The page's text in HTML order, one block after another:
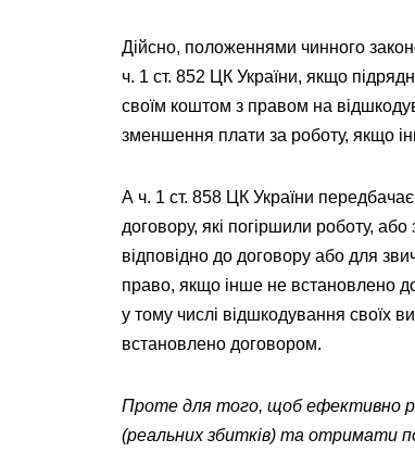
Дійсно, положеннями чинного
ч. 1 ст. 852 ЦК України, якщо
своїм коштом з правом на
зменшення плати за роботу, якщо
А ч. 1 ст. 858 ЦК України
договору, які погіршили роботу,
відповідно до договору або для
право, якщо інше не встановлено
у тому числі відшкодування своїх
встановлено договором.
Проте для того, щоб ефективно
(реальних збитків) та отримати